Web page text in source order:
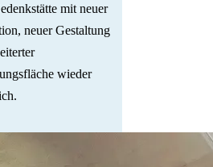
mit neuer
neuer Gestaltung
wieder